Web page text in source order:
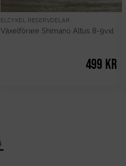
ELCYKEL RESERVDELAR
Växelförare Shimano Altus 8-9vxl
499 kr